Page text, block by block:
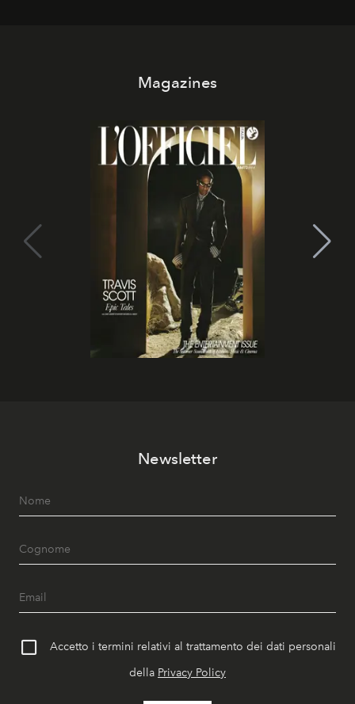
Magazines
Newsletter
Accetto i termini relativi al trattamento dei dati personali
della Privacy Policy